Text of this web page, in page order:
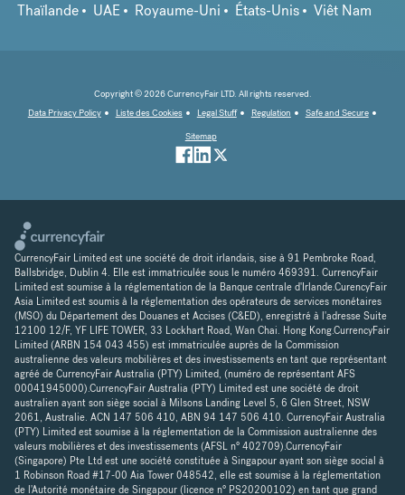
Thaïlande
UAE Royaume-Uni États-Unis Viêt Nam
Copyright © 2026 CurrencyFair LTD. All rights reserved.
Data Privacy Policy
Liste des Cookies Legal Stuff Regulation
Safe and Secure
Sitemap
CurrencyFair Limited est une société de droit irlandais, sise à 91 Pembroke Road,
Ballsbridge, Dublin 4. Elle est immatriculée sous le numéro 469391. CurrencyFair
Limited est soumise à la réglementation de la Banque centrale d'Irlande.CurencyFair
Asia Limited est soumis à la réglementation des opérateurs de services monétaires
(MSO) du Département des Douanes et Accises (C&ED), enregistré à l'adresse Suite
12100 12/F, YF LIFE TOWER, 33 Lockhart Road, Wan Chai. Hong Kong.CurrencyFair
Limited (ARBN 154 043 455) est immatriculée auprès de la Commission
australienne des valeurs mobilières et des investissements en tant que représentant
agréé de CurrencyFair Australia (PTY) Limited, (numéro de représentant AFS
00041945000).CurrencyFair Australia (PTY) Limited est une société de droit
australien ayant son siège social à Milsons Landing Level 5, 6 Glen Street, NSW
2061, Australie. ACN 147 506 410, ABN 94 147 506 410. CurrencyFair Australia
(PTY) Limited est soumise à la réglementation de la Commission australienne des
valeurs mobilières et des investissements (AFSL n° 402709).CurrencyFair
(Singapore) Pte Ltd est une société constituée à Singapour ayant son siège social à
1 Robinson Road #17-00 Aia Tower 048542, elle est soumise à la réglementation
de l'Autorité monétaire de Singapour (licence n° PS20200102) en tant que grand